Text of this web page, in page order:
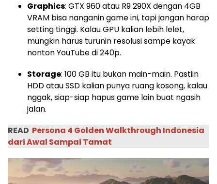
Graphics: GTX 960 atau R9 290X dengan 4GB
VRAM bisa nanganin game ini, tapi jangan harap
setting tinggi. Kalau GPU kalian lebih lelet,
mungkin harus turunin resolusi sampe kayak
nonton YouTube di 240p.
Storage: 100 GB itu bukan main-main. Pastiin
HDD atau SSD kalian punya ruang kosong, kalau
nggak, siap-siap hapus game lain buat ngasih
jalan.
READ Persona 4 Golden Walkthrough Indonesia
dari Awal Sampai Tamat